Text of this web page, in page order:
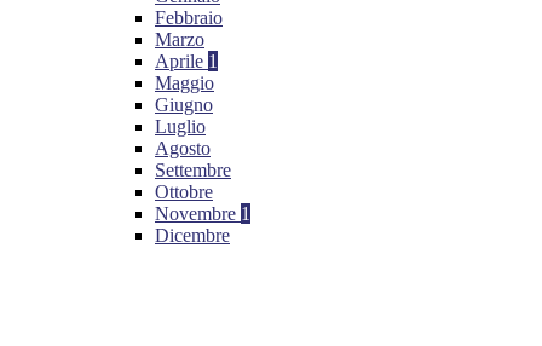
Febbraio
Marzo
Aprile 1
Maggio
Giugno
Luglio
Agosto
Settembre
Ottobre
Novembre 1
Dicembre